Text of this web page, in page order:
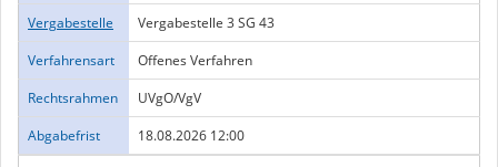
Vergabestelle
Vergabestelle 3 SG 43
Verfahrensart
Offenes Verfahren
Rechtsrahmen
UVgO/VgV
Abgabefrist
18.08.2026 12:00